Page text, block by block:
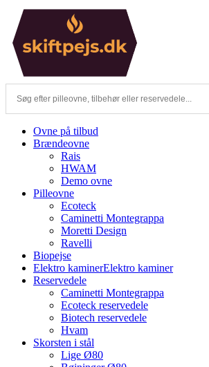
Skip
content
Ovne på tilbud
Brændeovne
Rais
HWAM
Demo ovne
Pilleovne
Ecoteck
Caminetti Montegrappa
Moretti Design
Ravelli
Biopejse
Elektro kaminerElektro kaminer
Reservedele
Caminetti Montegrappa
Ecoteck reservedele
Biotech reservedele
Hvam
Skorsten i stål
Lige Ø80